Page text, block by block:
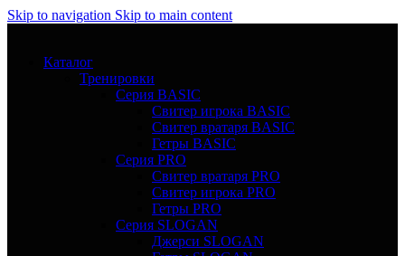
Skip to navigation Skip to main content
Каталог
Тренировки
Серия BASIC
Свитер игрока BASIC
Свитер вратаря BASIC
Гетры BASIC
Серия PRO
Свитер вратаря PRO
Свитер игрока PRO
Гетры PRO
Серия SLOGAN
Джерси SLOGAN